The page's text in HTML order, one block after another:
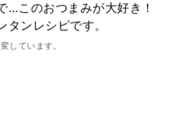
…このおつまみが大好き！
ンレシピです。
しています。